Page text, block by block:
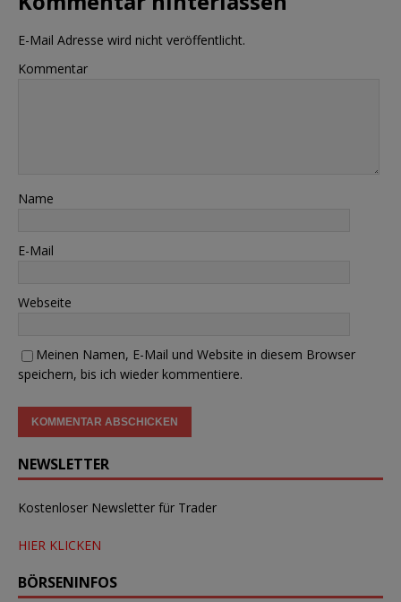
E-Mail Adresse wird nicht veröffentlicht.
Kommentar
Name
E-Mail
Webseite
Meinen Namen, E-Mail und Website in diesem Browser
speichern, bis ich wieder kommentiere.
NEWSLETTER
Kostenloser Newsletter für Trader
HIER KLICKEN
BÖRSENINFOS